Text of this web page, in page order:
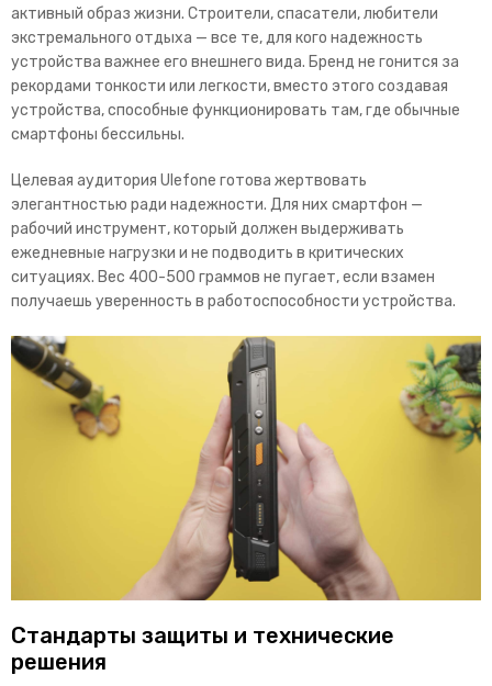
активный образ жизни. Строители, спасатели, любители
экстремального отдыха — все те, для кого надежность
устройства важнее его внешнего вида. Бренд не гонится за
рекордами тонкости или легкости, вместо этого создавая
устройства, способные функционировать там, где обычные
смартфоны бессильны.
Целевая аудитория Ulefone готова жертвовать
элегантностью ради надежности. Для них смартфон —
рабочий инструмент, который должен выдерживать
ежедневные нагрузки и не подводить в критических
ситуациях. Вес 400-500 граммов не пугает, если взамен
получаешь уверенность в работоспособности устройства.
Стандарты защиты и технические
решения